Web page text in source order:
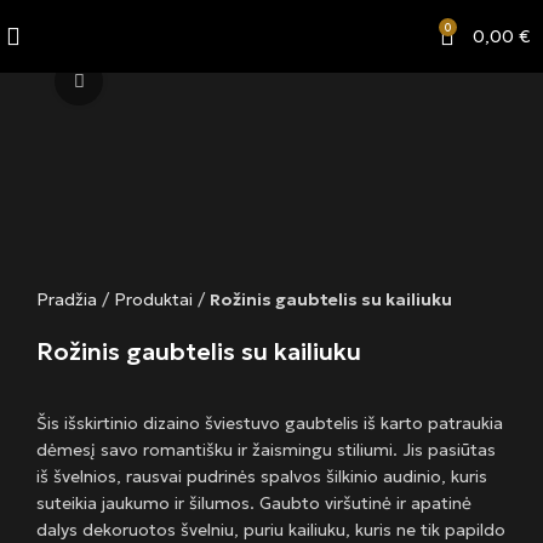
0 0,00 €
Pradžia / Produktai / Rožinis gaubtelis su kailiuku
Rožinis gaubtelis su kailiuku
Šis išskirtinio dizaino šviestuvo gaubtelis iš karto patraukia
dėmesį savo romantišku ir žaismingu stiliumi. Jis pasiūtas
iš švelnios, rausvai pudrinės spalvos šilkinio audinio, kuris
suteikia jaukumo ir šilumos. Gaubto viršutinė ir apatinė
dalys dekoruotos švelniu, puriu kailiuku, kuris ne tik papildo